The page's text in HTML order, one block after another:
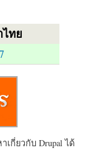
ไทย
กี่ยวกับ Drupal ได้